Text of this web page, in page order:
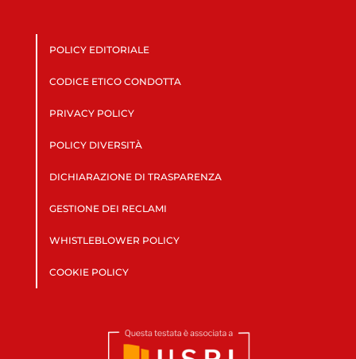
POLICY EDITORIALE
CODICE ETICO CONDOTTA
PRIVACY POLICY
POLICY DIVERSITÀ
DICHIARAZIONE DI TRASPARENZA
GESTIONE DEI RECLAMI
WHISTLEBLOWER POLICY
COOKIE POLICY